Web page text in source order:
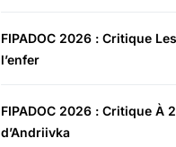
FIPADOC 2026 : Critique
l’enfer
FIPADOC 2026 : Critique À
d’Andriivka